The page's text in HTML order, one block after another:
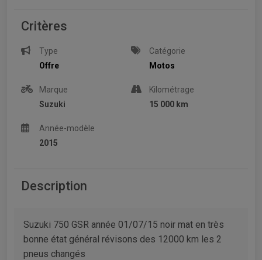
Critères
Type
Offre
Catégorie
Motos
Marque
Suzuki
Kilométrage
15 000 km
Année-modèle
2015
Description
Suzuki 750 GSR année 01/07/15 noir mat en très
bonne état général révisons des 12000 km les 2
pneus changés